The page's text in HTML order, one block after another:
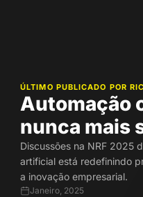
ÚLTIMO PUBLICADO POR
Automação
nunca mais
Discussões na NRF 2025
artificial está redefinindo
a inovação empresarial.
Janeiro, 2025